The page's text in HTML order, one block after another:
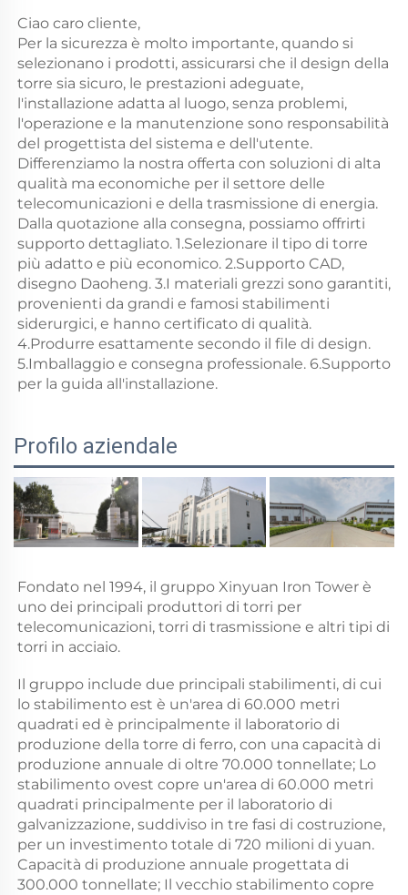
Ciao caro cliente,
Per la sicurezza è molto importante, quando si
selezionano i prodotti, assicurarsi che il design della
torre sia sicuro, le prestazioni adeguate,
l'installazione adatta al luogo, senza problemi,
l'operazione e la manutenzione sono responsabilità
del progettista del sistema e dell'utente.
Differenziamo la nostra offerta con soluzioni di alta
qualità ma economiche per il settore delle
telecomunicazioni e della trasmissione di energia.
Dalla quotazione alla consegna, possiamo offrirti
supporto dettagliato. 1.Selezionare il tipo di torre
più adatto e più economico. 2.Supporto CAD,
disegno Daoheng. 3.I materiali grezzi sono garantiti,
provenienti da grandi e famosi stabilimenti
siderurgici, e hanno certificato di qualità.
4.Produrre esattamente secondo il file di design.
5.Imballaggio e consegna professionale. 6.Supporto
per la guida all'installazione.
Profilo aziendale
Fondato nel 1994, il gruppo Xinyuan Iron Tower è
uno dei principali produttori di torri per
telecomunicazioni, torri di trasmissione e altri tipi di
torri in acciaio.
Il gruppo include due principali stabilimenti, di cui
lo stabilimento est è un'area di 60.000 metri
quadrati ed è principalmente il laboratorio di
produzione della torre di ferro, con una capacità di
produzione annuale di oltre 70.000 tonnellate; Lo
stabilimento ovest copre un'area di 60.000 metri
quadrati principalmente per il laboratorio di
galvanizzazione, suddiviso in tre fasi di costruzione,
per un investimento totale di 720 milioni di yuan.
Capacità di produzione annuale progettata di
300.000 tonnellate; Il vecchio stabilimento copre